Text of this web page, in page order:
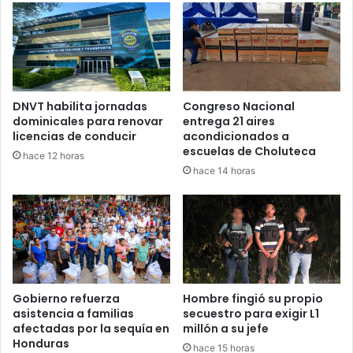
cargamento iba a ser distribuido en distintos puntos del
país y tendría un valor superior a los cuatro millones de
lempiras en el mercado ilegal.
Las autoridades indicaron que este decomiso representa
un fuerte golpe a las operaciones logísticas y financieras
de la MS-13 en la zona norte de Honduras.
Los tres sospechosos fueron remitidos ante la Fiscalía
de tráfico de drogas agravado, mientras continúan las
investigaciones para determinar si existen más personas
vinculadas a esta red criminal.
Capturan MS 13
DNVT habilita jornadas
dominicales para renovar
licencias de conducir
hace 12 horas
Congreso Nacional
entrega 21 aires
acondicionados a
escuelas de Choluteca
hace 14 horas
Gobierno refuerza
asistencia a familias
afectadas por la sequía en
Honduras
Hombre fingió su propio
secuestro para exigir L1
millón a su jefe
hace 15 horas